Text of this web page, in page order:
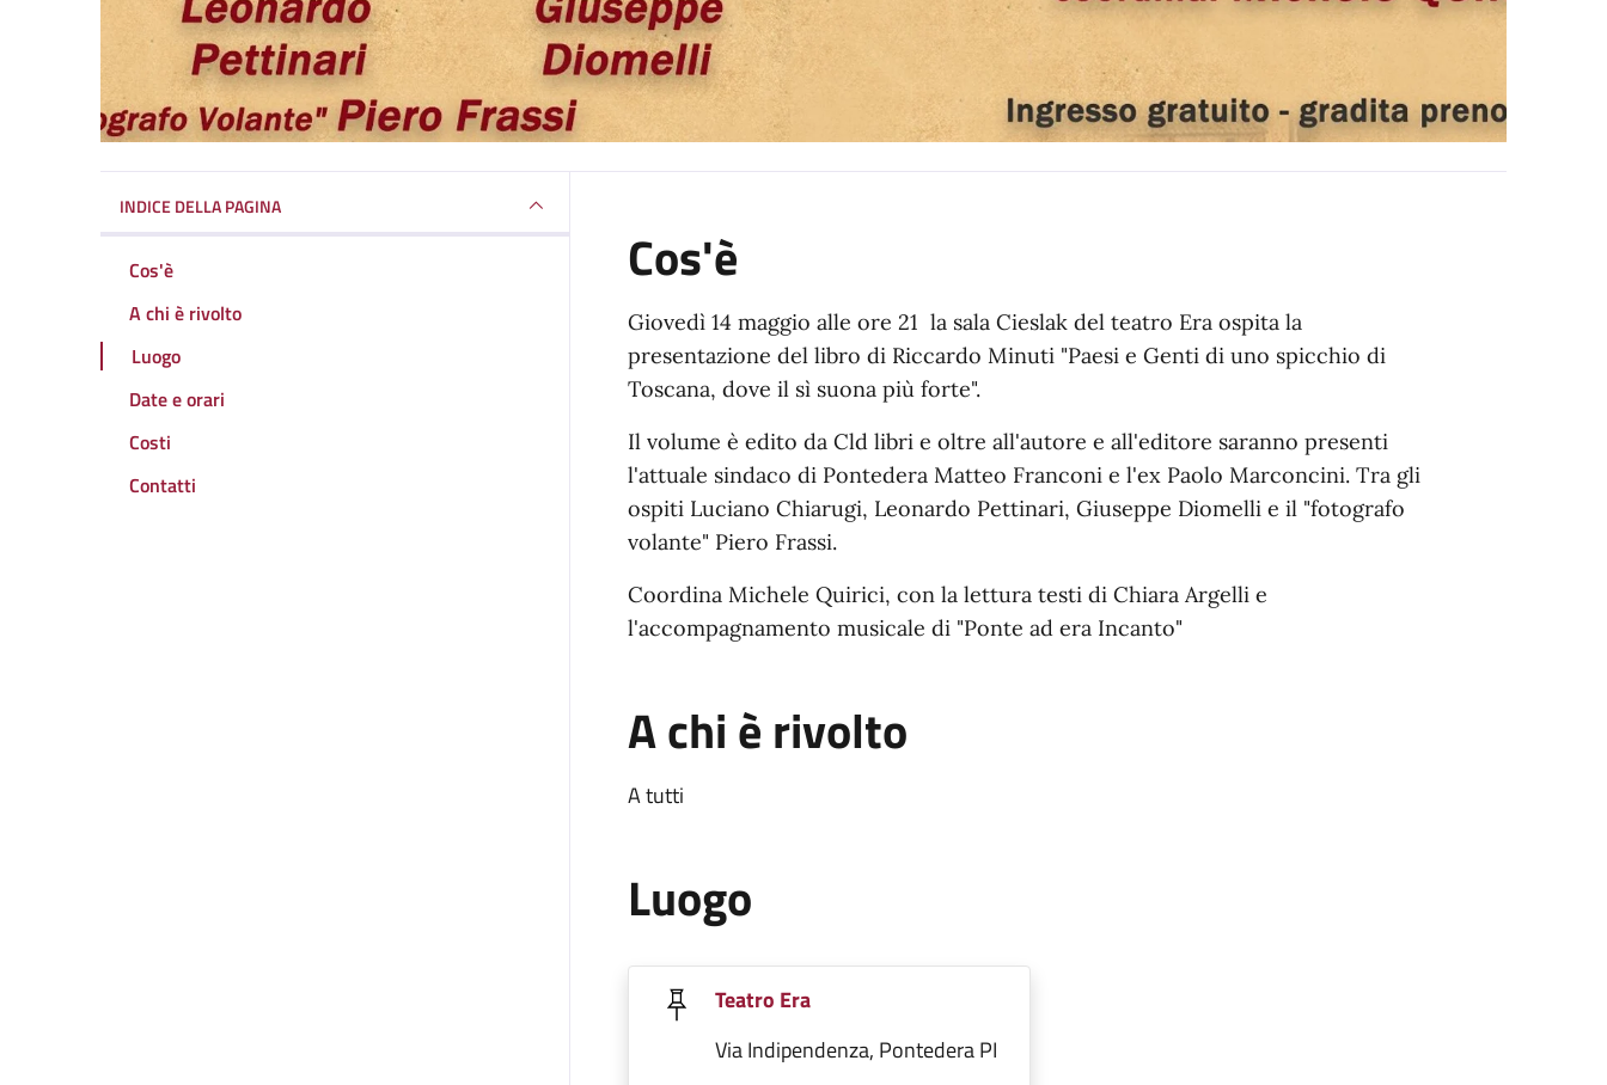
INDICE DELLA PAGINA
Cos'è
A chi è rivolto
Luogo
Date e orari
Costi
Contatti
Cos'è
Giovedì 14 maggio alle ore 21 la sala Cieslak del teatro Era ospita la
presentazione del libro di Riccardo Minuti "Paesi e Genti di uno spicchio di
Toscana, dove il sì suona più forte".
Il volume è edito da Cld libri e oltre all'autore e all'editore saranno presenti
l'attuale sindaco di Pontedera Matteo Franconi e l'ex Paolo Marconcini. Tra gli
ospiti Luciano Chiarugi, Leonardo Pettinari, Giuseppe Diomelli e il "fotografo
volante" Piero Frassi.
Coordina Michele Quirici, con la lettura testi di Chiara Argelli e
l'accompagnamento musicale di "Ponte ad era Incanto"
A chi è rivolto
A tutti
Luogo
Teatro Era
Via Indipendenza, Pontedera PI